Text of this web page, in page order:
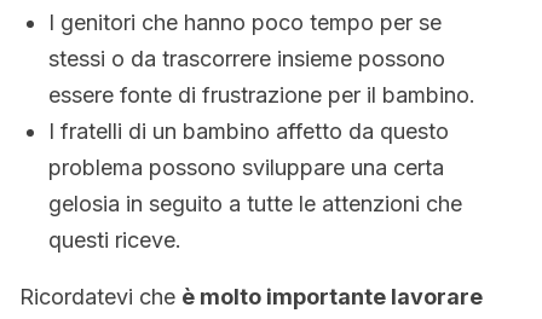
I genitori che hanno poco tempo per se
stessi o da trascorrere insieme possono
essere fonte di frustrazione per il bambino.
I fratelli di un bambino affetto da questo
problema possono sviluppare una certa
gelosia in seguito a tutte le attenzioni che
questi riceve.
Ricordatevi che è molto importante lavorare